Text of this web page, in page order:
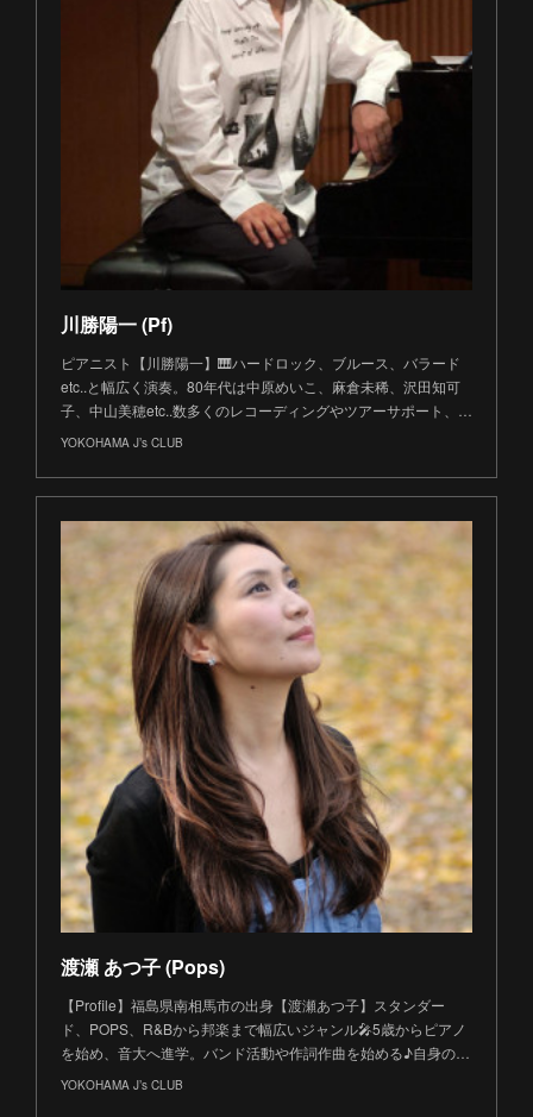
川勝陽一 (Pf)
ピアニスト【川勝陽一】🎹ハードロック、ブルース、バラード
etc..と幅広く演奏。80年代は中原めいこ、麻倉未稀、沢田知可
子、中山美穂etc..数多くのレコーディングやツアーサポート、…
YOKOHAMA J’s CLUB
渡瀬 あつ子 (Pops)
【Profile】福島県南相馬市の出身【渡瀬あつ子】スタンダー
ド、POPS、R&Bから邦楽まで幅広いジャンル🎤5歳からピアノ
を始め、音大へ進学。バンド活動や作詞作曲を始める♪自身の…
YOKOHAMA J’s CLUB